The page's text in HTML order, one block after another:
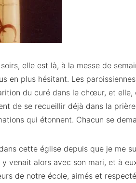
elle est là, à la messe de
en plus hésitant. Les
du curé dans le chœur, et
de se recueillir déjà dans la
qui étonnent. Chacun se
cette église depuis que je me
y venait alors avec son mari, et à
de notre école, aimés et